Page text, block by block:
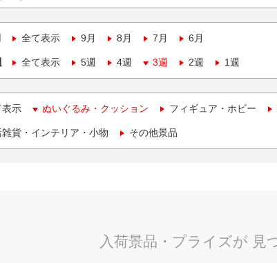
全て表示 9月 8月 7月 6月
全て表示 5週 4週 3週 2週 1週
表示 ぬいぐるみ・クッション フィギュア・ホビー
貨・インテリア・小物 その他景品